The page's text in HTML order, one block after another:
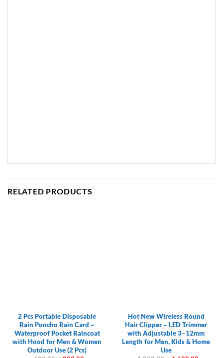
RELATED PRODUCTS
2 Pcs Portable Disposable
Rain Poncho Rain Card –
Waterproof Pocket Raincoat
with Hood for Men & Women
Outdoor Use (2 Pcs)
Hot New Wireless Round
Hair Clipper – LED Trimmer
with Adjustable 3–12mm
Length for Men, Kids & Home
Use